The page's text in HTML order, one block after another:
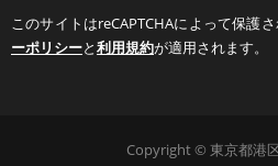
このサイトはreCAPTCHAによって保護
ーポリシーと利用規約が適用されます。
Copyright © 東京都港